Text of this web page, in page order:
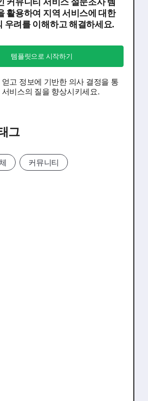
활용하여 지역 서비스에 대한
우려를 이해하고 해결하세요.
템플릿으로 시작하기
고 정보에 기반한 의사 결정을 통
비스의 질을 향상시키세요.
그
커뮤니티